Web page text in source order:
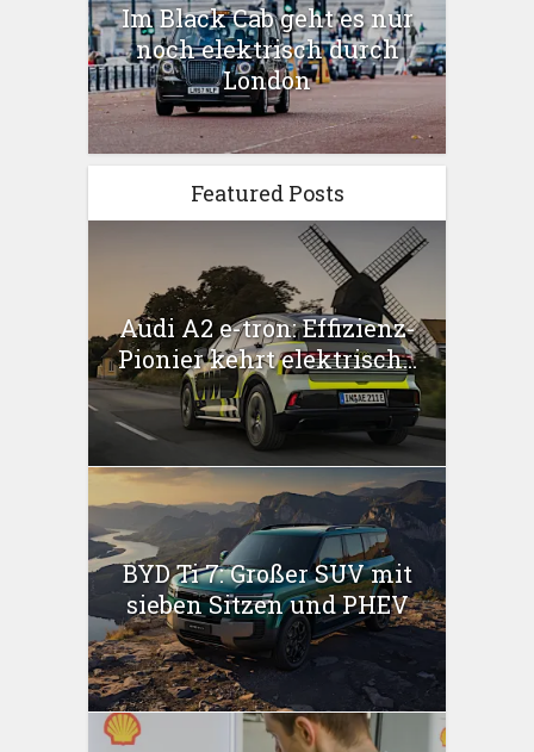
Im Black Cab geht es nur
noch elektrisch durch
London
Featured Posts
Audi A2 e-tron: Effizienz-
Pionier kehrt elektrisch...
BYD Ti 7: Großer SUV mit
sieben Sitzen und PHEV